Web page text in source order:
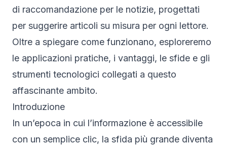
di raccomandazione per le notizie, progettati
per suggerire articoli su misura per ogni lettore.
Oltre a spiegare come funzionano, esploreremo
le applicazioni pratiche, i vantaggi, le sfide e gli
strumenti tecnologici collegati a questo
affascinante ambito.
Introduzione
In un’epoca in cui l’informazione è accessibile
con un semplice clic, la sfida più grande diventa